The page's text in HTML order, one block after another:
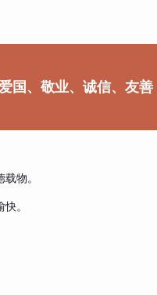
国、敬业、诚信、友善
物。
。